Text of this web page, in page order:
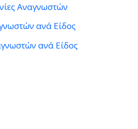
Αναγνωστών
ανά Είδος
ανά Είδος